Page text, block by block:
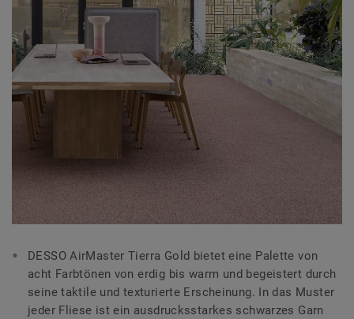
DESSO AirMaster Tierra Gold bietet eine Palette von
acht Farbtönen von erdig bis warm und begeistert durch
seine taktile und texturierte Erscheinung. In das Muster
jeder Fliese ist ein ausdrucksstarkes schwarzes Garn